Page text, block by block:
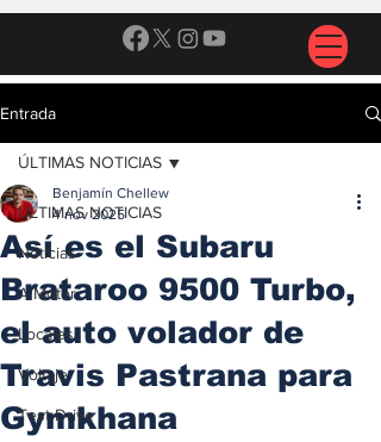
Entrada
ÚLTIMAS NOTICIAS
Noticias
A Motor
Locales
Voltaje
Test Drive
ÚLTIMAS NOTICIAS
Así es el Subaru
Brataroo 9500 Turbo,
el auto volador de
Travis Pastrana para
Gymkhana
Benjamín Chellew
4 nov 2025